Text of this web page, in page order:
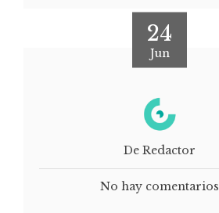
24
Jun
De Redactor
No hay comentarios